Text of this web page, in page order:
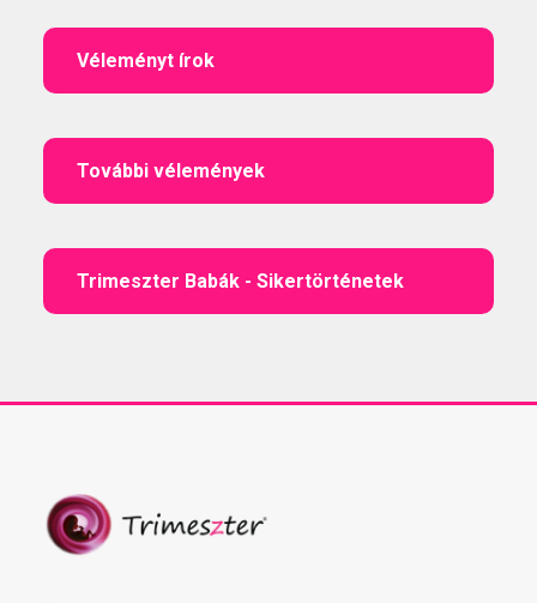
Véleményt írok
További vélemények
Trimeszter Babák - Sikertörténetek